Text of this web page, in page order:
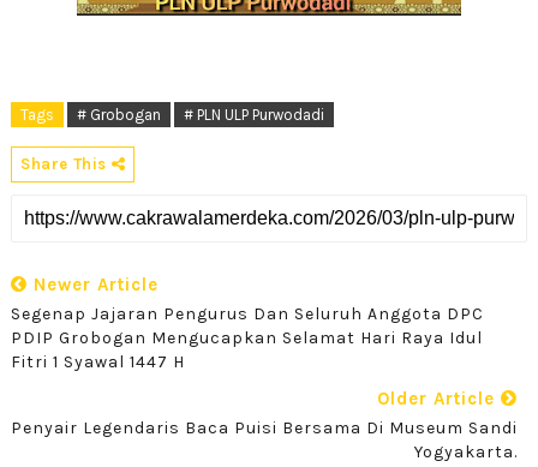
Tags # Grobogan # PLN ULP Purwodadi
Share This
Newer Article
Segenap Jajaran Pengurus Dan Seluruh Anggota DPC
PDIP Grobogan Mengucapkan Selamat Hari Raya Idul
Fitri 1 Syawal 1447 H
Older Article
Penyair Legendaris Baca Puisi Bersama Di Museum Sandi
Yogyakarta.